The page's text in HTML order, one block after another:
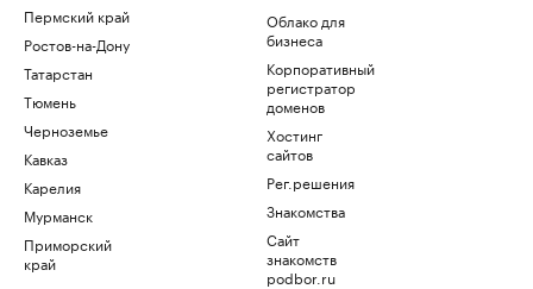
Пермский край
Ростов-на-Дону
Татарстан
Тюмень
Черноземье
Кавказ
Карелия
Мурманск
Приморский
край
Облако для
бизнеса
Корпоративный
регистратор
доменов
Хостинг
сайтов
Рег.решения
Знакомства
Сайт
знакомств
podbor.ru